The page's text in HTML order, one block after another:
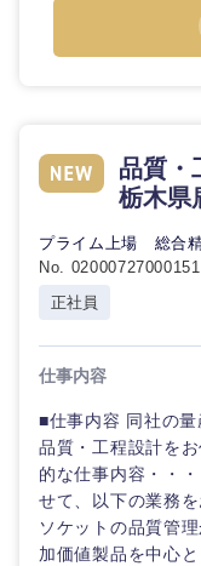
サービス
クリエイ
コンサル
タント
専門職
技術職
（IT）、
Webサー
ビス・制
クリエイティブ
技術職（IT）、
金融専門職
メディカル
食品・化粧
金融
建設・不動産
小売・通販
IT・通信
WEBサービ
こだわり
上場企業
外資系企業
転勤なし
フルリモー
完全週休2
品質・
栃木県
プライム上場 総合
No. 02000727000151
正社員
仕事内容
■仕事内容 同社の
品質・工程設計を
的な仕事内容・・
せて、以下の業務
ソケットの品質管
加価値製品を中心